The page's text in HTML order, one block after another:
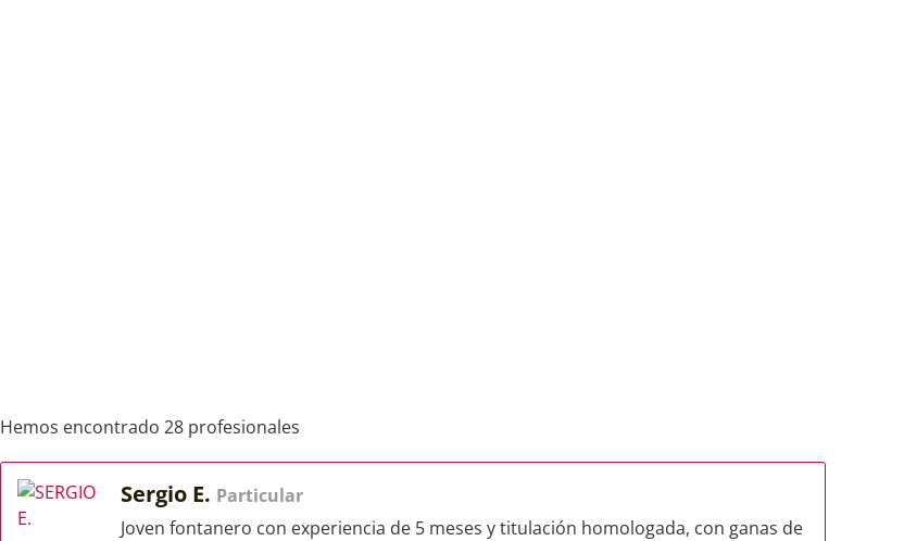
Hemos encontrado 28 profesionales
Sergio E. Particular
Joven fontanero con experiencia de 5 meses y titulación homologada, con ganas de